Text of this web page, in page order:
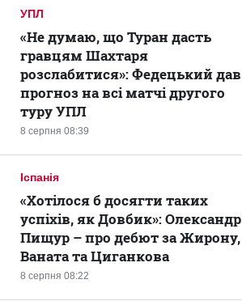
УПЛ
8 серпня 08:39
«Не думаю, що Туран дасть
гравцям Шахтаря
розслабитися»: Федецький дав
прогноз на всі матчі другого
туру УПЛ
Іспанія
8 серпня 08:22
«Хотілося б досягти таких
успіхів, як Довбик»: Олександр
Пищур – про дебют за Жирону,
Ваната та Циганкова